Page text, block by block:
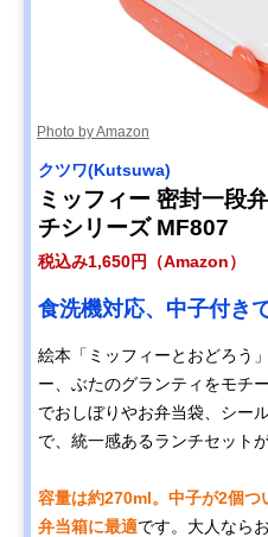
Photo by Amazon
クツワ(Kutsuwa)
ミッフィー 密封一段
チシリーズ MF807
税込み1,650円（Amazon）
食洗機対応、中子付き
絵本「ミッフィーとおどろう
ー、ぶたのグランティをモチ
でおしぼりやお弁当袋、シー
で、統一感あるランチセット
容量は約270ml。中子が2個つ
弁当箱に最適です。大人なら